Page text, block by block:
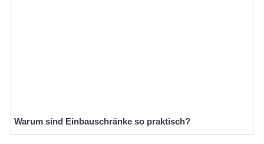
Warum sind Einbauschränke so praktisch?